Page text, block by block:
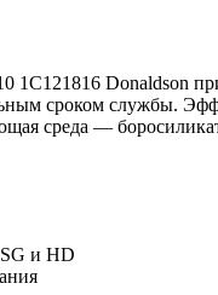
Donaldson
сроком службы.
среда —
и HD